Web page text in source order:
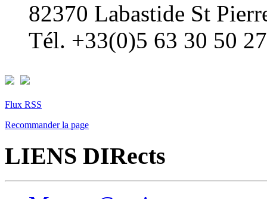
82370 Labastide St
Tél. +33(0)5 63 30 50 27
Flux RSS
Recommander la page
LIENS DIRects